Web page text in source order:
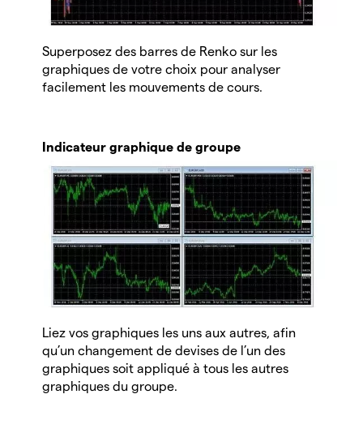
Superposez des barres de Renko sur les
graphiques de votre choix pour analyser
facilement les mouvements de cours.
Indicateur graphique de groupe
Liez vos graphiques les uns aux autres, afin
qu’un changement de devises de l’un des
graphiques soit appliqué à tous les autres
graphiques du groupe.